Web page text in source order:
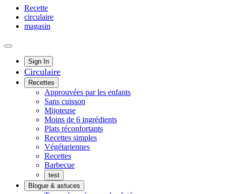
Recette
circulaire
magasin
Main
Menu
Sign In
Circulaire
Recettes
Approuvées par les enfants
Sans cuisson
Mijoteuse
Moins de 6 ingrédients
Plats réconfortants
Recettes simples
Végétariennes
Recettes
Barbecue
test
Blogue & astuces